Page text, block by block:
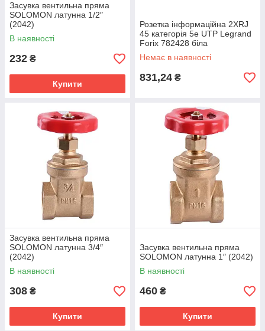
Засувка вентильна пряма
SOLOMON латунна 1/2″
(2042)
В наявності
232 ₴
Купити
Розетка інформаційна 2ХRJ
45 категорія 5e UTP Legrand
Forix 782428 біла
Немає в наявності
831,24 ₴
Засувка вентильна пряма
SOLOMON латунна 3/4″
(2042)
В наявності
308 ₴
Купити
Засувка вентильна пряма
SOLOMON латунна 1″ (2042)
В наявності
460 ₴
Купити